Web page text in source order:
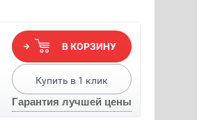
В КОРЗИНУ
Купить в 1 клик
Гарантия лучшей цены